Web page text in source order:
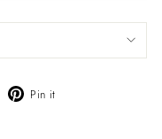
Del
Pin it